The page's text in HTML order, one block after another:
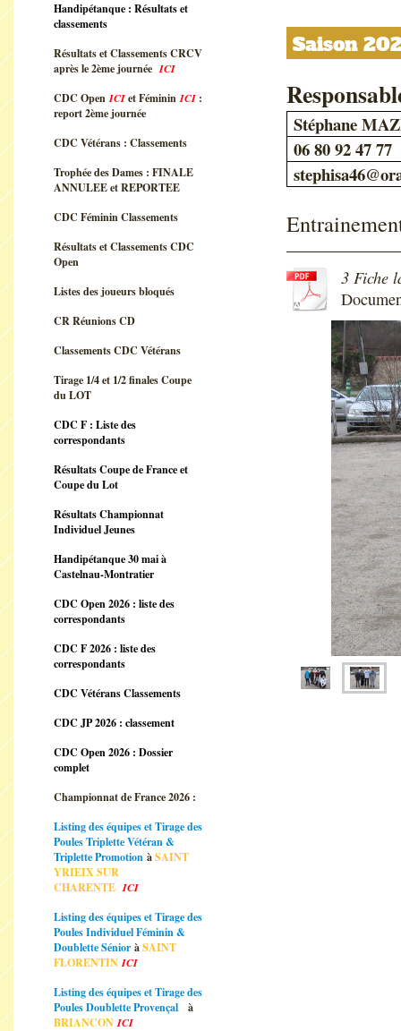
Handipétanque : Résultats et
classements
Résultats et Classements CRCV
après le 2ème journée ICI
CDC OpenICIet FémininICI :
report 2ème journée
CDC Vétérans : Classements
Trophée des Dames : FINALE
ANNULEE et REPORTEE
CDC Féminin Classements
Résultats et Classements CDC
Open
Listes des joueurs bloqués
CR Réunions CD
Classements CDC Vétérans
Tirage 1/4 et 1/2 finales Coupe
du LOT
CDC F : Liste des
correspondants
Résultats Coupe de France et
Coupe du Lot
Résultats Championnat
Individuel Jeunes
Handipétanque 30 mai à
Castelnau-Montratier
CDC Open 2026 : liste des
correspondants
CDC F 2026 : liste des
correspondants
CDC Vétérans Classements
CDC JP 2026 : classement
CDC Open 2026 : Dossier
complet
Championnat de France 2026 :
Listing des équipes et Tirage des
Poules Triplette Vétéran &
Triplette Promotion àSAINT
YRIEIX SUR
CHARENTEICI
Listing des équipes et Tirage des
Poules Individuel Féminin &
Doublette Sénior àSAINT
FLORENTINICI
Listing des équipes et Tirage des
Poules Doublette Provençal
à
BRIANCONICI
Saison
Stéphane
06 80 92 47 77
3 Fiche